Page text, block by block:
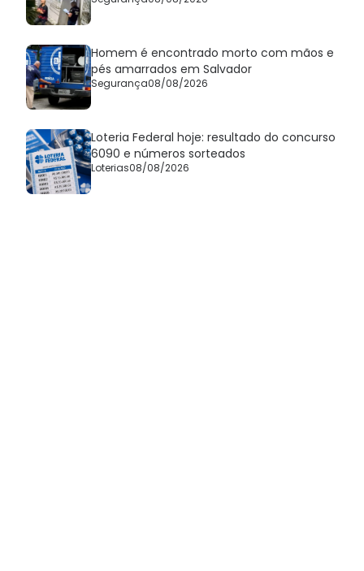
Homem é encontrado morto com mãos e
pés amarrados em Salvador
Segurança08/08/2026
Loteria Federal hoje: resultado do concurso
6090 e números sorteados
Loterias08/08/2026